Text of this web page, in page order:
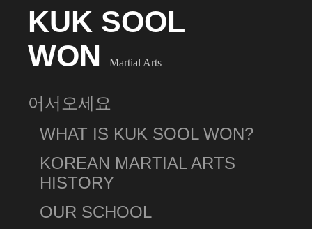
KUK SOOL
WON
Martial Arts
어서오세요
WHAT IS KUK SOOL WON?
KOREAN MARTIAL ARTS
HISTORY
OUR SCHOOL